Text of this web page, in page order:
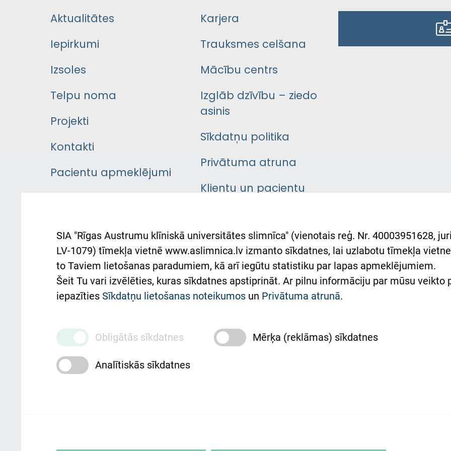
Aktualitātes
Iepirkumi
Izsoles
Telpu noma
Projekti
Kontakti
Pacientu apmeklējumi
Pacienta
atsauksmju/sūdzību
iesniegšanas kārtība
Kā pie mums nokļūt
ceļvedis
Rekvizīti un ārstniecības
Karjera
Trauksmes celšana
Mācību centrs
Izglāb dzīvību – ziedo
asinis
Sīkdatņu politika
Privātuma atruna
Klientu un pacientu
Austrumu slimnīcas
atbalsts Ukrainai
Підтримка Східної лікарні
та співпраця з Україною
SIA "Rīgas Austrumu klīniskā universitātes slimnīca" (vienotais reģ. Nr. 40003951628,
LV-1079) tīmekļa vietnē www.aslimnica.lv izmanto sīkdatnes, lai uzlabotu tīmekļa
to Taviem lietošanas paradumiem, kā arī iegūtu statistiku par lapas apmeklējumiem.
Šeit Tu vari izvēlēties, kuras sīkdatnes apstiprināt. Ar pilnu informāciju par mūsu veikto
iepazīties Sīkdatņu lietošanas noteikumos un Privātuma atrunā.
Obligātās sīkdatnes Mērķa (reklāmas) sīkdatnes
Analītiskās sīkdatnes